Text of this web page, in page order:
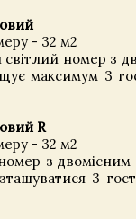
- 32 м2
номер з
максимум 3
R
- 32 м2
з двомісним
3